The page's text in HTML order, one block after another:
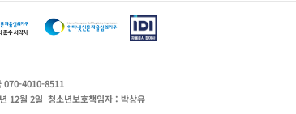
070-4010-8511
12월 2일 청소년보호책임자 : 박상유